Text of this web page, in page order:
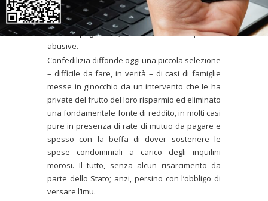
quali i giudici avevano ordinato di restituire ai
proprietari i loro beni, spesso dopo anni di
mancati pagamenti, contenziosi e occupazioni
abusive.
Confedilizia diffonde oggi una piccola selezione
– difficile da fare, in verità – di casi di famiglie
messe in ginocchio da un intervento che le ha
private del frutto del loro risparmio ed eliminato
una fondamentale fonte di reddito, in molti casi
pure in presenza di rate di mutuo da pagare e
spesso con la beffa di dover sostenere le
spese condominiali a carico degli inquilini
morosi. Il tutto, senza alcun risarcimento da
parte dello Stato; anzi, persino con l’obbligo di
versare l’Imu.